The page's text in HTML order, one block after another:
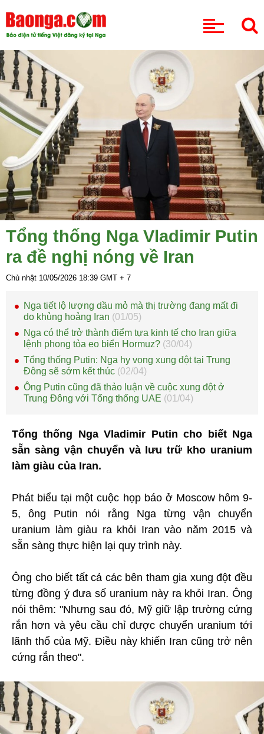
Tổng thống Nga Vladimir Putin
ra đề nghị nóng về Iran
Chủ nhật 10/05/2026 18:39 GMT + 7
Nga tiết lộ lượng dầu mỏ mà thị trường đang mất đi
do khủng hoảng Iran (01/05)
Nga có thể trở thành điểm tựa kinh tế cho Iran giữa
lệnh phong tỏa eo biển Hormuz? (30/04)
Tổng thống Putin: Nga hy vọng xung đột tại Trung
Đông sẽ sớm kết thúc (02/04)
Ông Putin cũng đã thảo luận về cuộc xung đột ở
Trung Đông với Tổng thống UAE (01/04)
Tổng thống Nga Vladimir Putin cho biết Nga
sẵn sàng vận chuyển và lưu trữ kho uranium
làm giàu của Iran.
Phát biểu tại một cuộc họp báo ở Moscow hôm 9-
5, ông Putin nói rằng Nga từng vận chuyển
uranium làm giàu ra khỏi Iran vào năm 2015 và
sẵn sàng thực hiện lại quy trình này.
Ông cho biết tất cả các bên tham gia xung đột đều
từng đồng ý đưa số uranium này ra khỏi Iran. Ông
nói thêm: "Nhưng sau đó, Mỹ giữ lập trường cứng
rắn hơn và yêu cầu chỉ được chuyển uranium tới
lãnh thổ của Mỹ. Điều này khiến Iran cũng trở nên
cứng rắn theo".